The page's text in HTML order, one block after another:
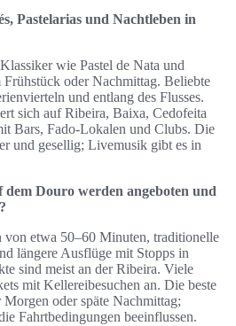
Pastelarias und Nachtleben in
wie Pastel de Nata und
oder Nachmittag. Beliebte
und entlang des Flusses.
sich auf Ribeira, Baixa, Cedofeita
Bars, Fado‑Lokalen und Clubs. Die
und gesellig; Livemusik gibt es in
dem Douro werden angeboten und
von etwa 50–60 Minuten, traditionelle
längere Ausflüge mit Stopps in
sind meist an der Ribeira. Viele
mit Kellereibesuchen an. Die beste
oder späte Nachmittag;
Fahrtbedingungen beeinflussen.